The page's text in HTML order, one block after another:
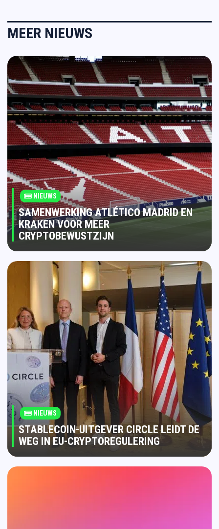
MEER NIEUWS
NIEUWS
SAMENWERKING ATLÉTICO MADRID EN
KRAKEN VOOR MEER
CRYPTOBEWUSTZIJN
NIEUWS
STABLECOIN-UITGEVER CIRCLE LEIDT DE
WEG IN EU-CRYPTOREGULERING